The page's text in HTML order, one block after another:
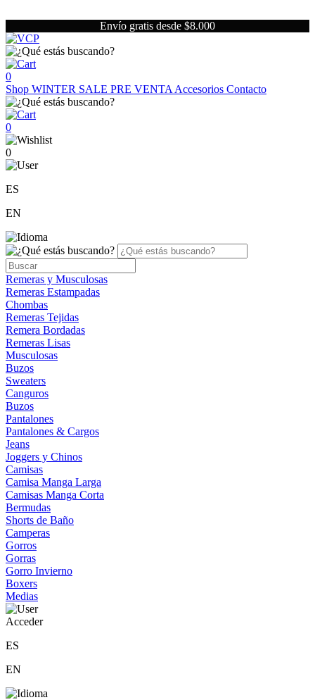
Envío gratis desde $8.000
0
Shop WINTER SALE PRE VENTA Accesorios Contacto
0
0
ES
EN
Remeras y Musculosas
Remeras Estampadas
Chombas
Remeras Tejidas
Remera Bordadas
Remeras Lisas
Musculosas
Buzos
Sweaters
Canguros
Buzos
Pantalones
Pantalones & Cargos
Jeans
Joggers y Chinos
Camisas
Camisa Manga Larga
Camisas Manga Corta
Bermudas
Shorts de Baño
Camperas
Gorros
Gorras
Gorro Invierno
Boxers
Medias
Acceder
ES
EN